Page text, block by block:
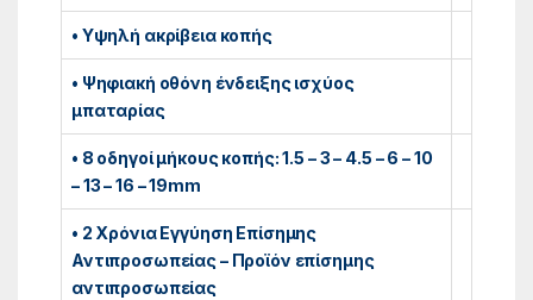
• Υψηλή ακρίβεια κοπής
• Ψηφιακή οθόνη ένδειξης ισχύος
μπαταρίας
• 8 οδηγοί μήκους κοπής: 1.5 – 3 – 4.5 – 6 – 10
– 13 – 16 – 19mm
• 2 Χρόνια Εγγύηση Επίσημης
Αντιπροσωπείας – Προϊόν επίσημης
αντιπροσωπείας